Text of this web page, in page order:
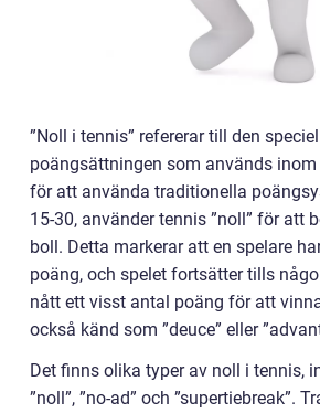
”Noll i tennis” refererar till den
poängsättningen som används
för att använda traditionella
15-30, använder tennis ”noll” för att
boll. Detta markerar att en spelare
poäng, och spelet fortsätter tills
nått ett visst antal poäng för att
också känd som ”deuce” eller
Det finns olika typer av noll i tennis,
”noll”, ”no-ad” och ”supertiebreak”.